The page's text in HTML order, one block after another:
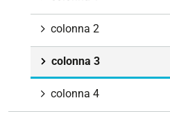
colonna 2
colonna 3
colonna 4